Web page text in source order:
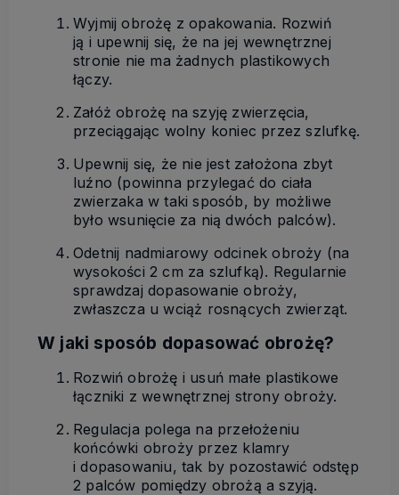
Wyjmij obrożę z opakowania. Rozwiń
ją i upewnij się, że na jej wewnętrznej
stronie nie ma żadnych plastikowych
łączy.
Załóż obrożę na szyję zwierzęcia,
przeciągając wolny koniec przez szlufkę.
Upewnij się, że nie jest założona zbyt
luźno (powinna przylegać do ciała
zwierzaka w taki sposób, by możliwe
było wsunięcie za nią dwóch palców).
Odetnij nadmiarowy odcinek obroży (na
wysokości 2 cm za szlufką). Regularnie
sprawdzaj dopasowanie obroży,
zwłaszcza u wciąż rosnących zwierząt.
W jaki sposób dopasować obrożę?
Rozwiń obrożę i usuń małe plastikowe
łączniki z wewnętrznej strony obroży.
Regulacja polega na przełożeniu
końcówki obroży przez klamry
i dopasowaniu, tak by pozostawić odstęp
2 palców pomiędzy obrożą a szyją.